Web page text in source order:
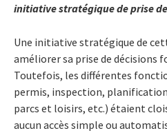
initiative stratégique de prise
Une initiative stratégique de
améliorer sa prise de décisions
Toutefois, les différentes
permis, inspection,
parcs et loisirs, etc.) étaient
aucun accès simple ou